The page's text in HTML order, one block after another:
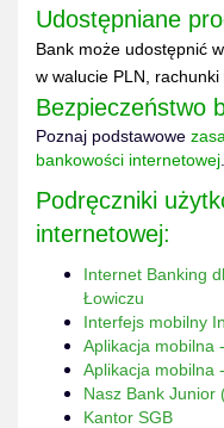
Udostępniane
Bank może udostępnić
w walucie PLN,
Bezpieczeństwo
Poznaj podstawowe
bankowości internetowej
Podręczniki
internetowej:
Internet Banking
Łowiczu
Interfejs mobilny
Aplikacja mobilna
Aplikacja mobilna
Nasz Bank Junior
Kantor SGB